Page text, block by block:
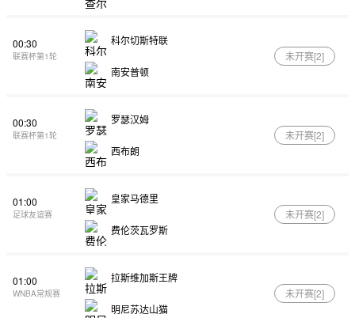
00:30
联赛杯第1轮
科尔切斯特联
南安普顿
未开赛[2]
00:30
联赛杯第1轮
罗瑟汉姆
西布朗
未开赛[2]
01:00
足球友谊赛
皇家马德里
费伦茨瓦罗斯
未开赛[2]
01:00
WNBA常规赛
拉斯维加斯王牌
明尼苏达山猫
未开赛[2]